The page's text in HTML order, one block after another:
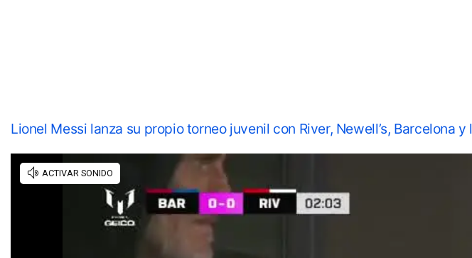
Lionel Messi lanza su propio torneo juvenil con River, Newell’s, Barcelona